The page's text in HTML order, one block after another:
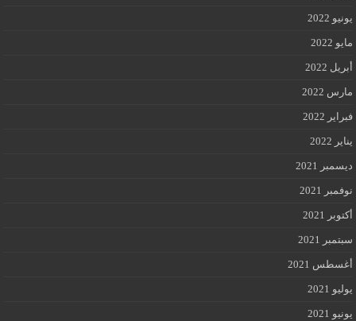
يونيو 2022
مايو 2022
أبريل 2022
مارس 2022
فبراير 2022
يناير 2022
ديسمبر 2021
نوفمبر 2021
أكتوبر 2021
سبتمبر 2021
أغسطس 2021
يوليو 2021
يونيو 2021